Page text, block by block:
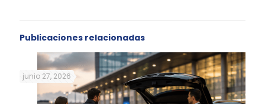
Publicaciones relacionadas
junio 27, 2026